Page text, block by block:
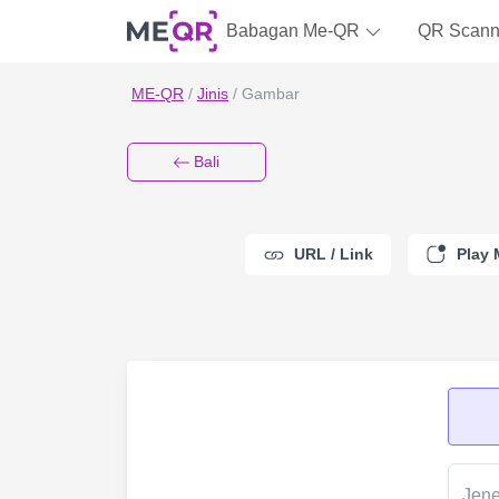
Babagan Me-QR QR
ME-QR / Jinis / Gambar
Bali
URL / Link Play